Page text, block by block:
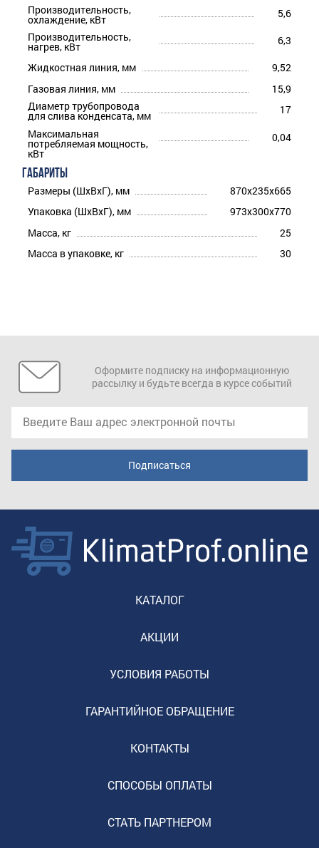
Производительность,
охлаждение, кВт
5,6
Производительность,
нагрев, кВт 6,3
Жидкостная линия, мм
9,52
Газовая линия, мм
15,9
Диаметр трубопровода
для слива конденсата, мм
17
Максимальная
потребляемая мощность,
кВт
0,04
ГАБАРИТЫ
Размеры (ШхВхГ), мм
870x235x665
Упаковка (ШхВхГ), мм
973x300x770
Масса, кг
25
Масса в упаковке, кг
30
Оформите подписку на информационную
рассылку и будьте всегда в курсе событий
КАТАЛОГ
АКЦИИ
УСЛОВИЯ РАБОТЫ
ГАРАНТИЙНОЕ ОБРАЩЕНИЕ
КОНТАКТЫ
СПОСОБЫ ОПЛАТЫ
СТАТЬ ПАРТНЕРОМ